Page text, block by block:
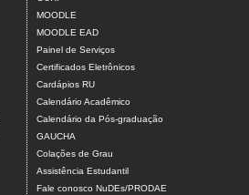
MOODLE
MOODLE EAD
Painel de Serviços
Certificados Eletrônicos
Cardápios RU
Calendário Acadêmico
Calendário da Pós-graduação
GAUCHA
Colações de Grau
Assistência Estudantil
Fale conosco NuDEs/PRODAE